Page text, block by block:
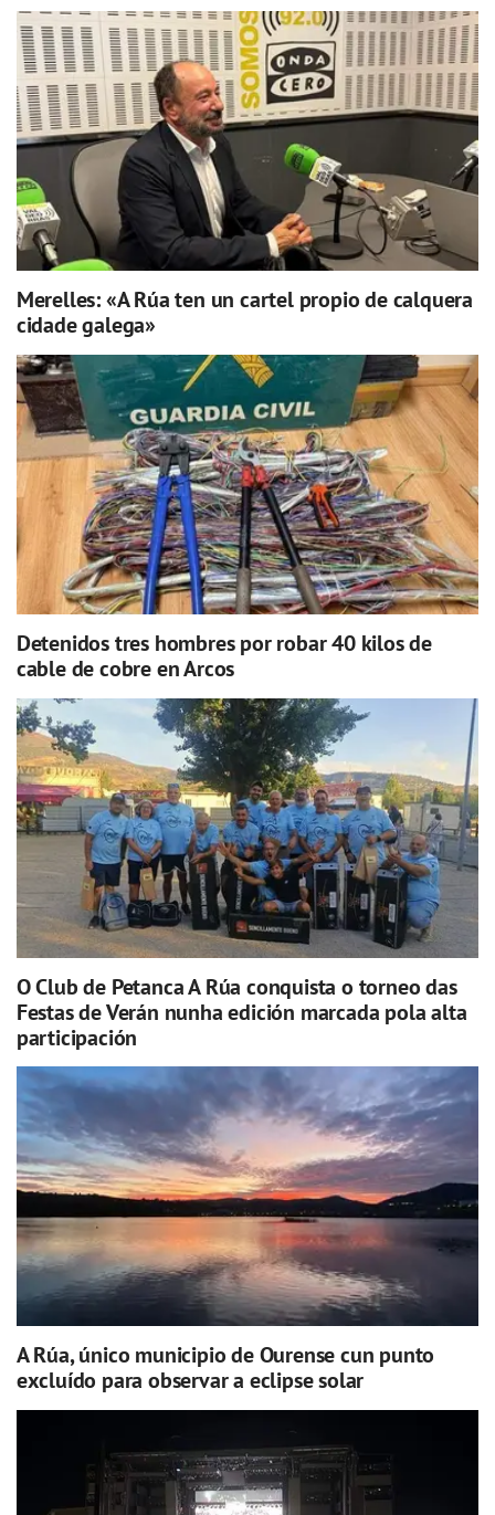
Merelles: «A Rúa ten un cartel propio de calquera
cidade galega»
Detenidos tres hombres por robar 40 kilos de
cable de cobre en Arcos
O Club de Petanca A Rúa conquista o torneo das
Festas de Verán nunha edición marcada pola alta
participación
A Rúa, único municipio de Ourense cun punto
excluído para observar a eclipse solar